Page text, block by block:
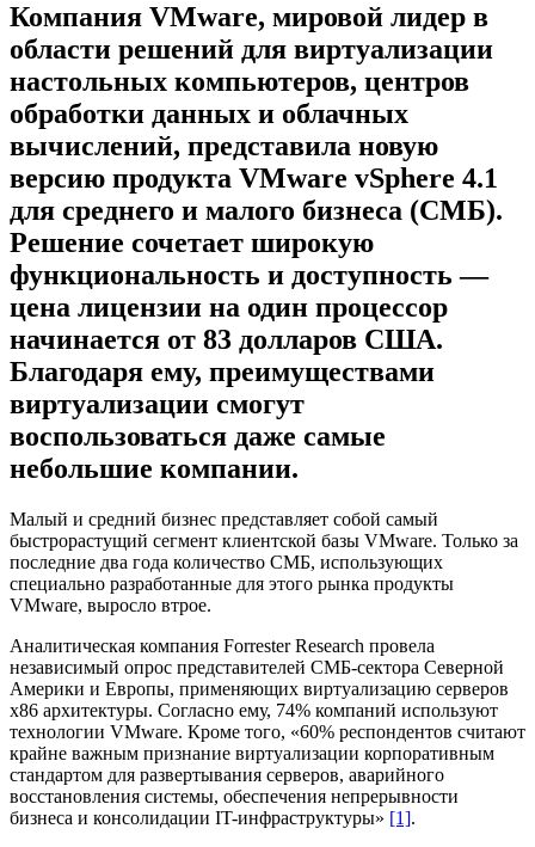
Компания VMware, мировой лидер в
области решений для виртуализации
настольных компьютеров, центров
обработки данных и облачных
вычислений, представила новую
версию продукта VMware vSphere 4.1
для среднего и малого бизнеса (СМБ).
Решение сочетает широкую
функциональность и доступность —
цена лицензии на один процессор
начинается от 83 долларов США.
Благодаря ему, преимуществами
виртуализации смогут
воспользоваться даже самые
небольшие компании.
Малый и средний бизнес представляет собой самый
быстрорастущий сегмент клиентской базы VMware. Только за
последние два года количество СМБ, использующих
специально разработанные для этого рынка продукты
VMware, выросло втрое.
Аналитическая компания Forrester Research провела
независимый опрос представителей СМБ-сектора Северной
Америки и Европы, применяющих виртуализацию серверов
x86 архитектуры. Согласно ему, 74% компаний используют
технологии VMware. Кроме того, «60% респондентов считают
крайне важным признание виртуализации корпоративным
стандартом для развертывания серверов, аварийного
восстановления системы, обеспечения непрерывности
бизнеса и консолидации IT-инфраструктуры» [1].